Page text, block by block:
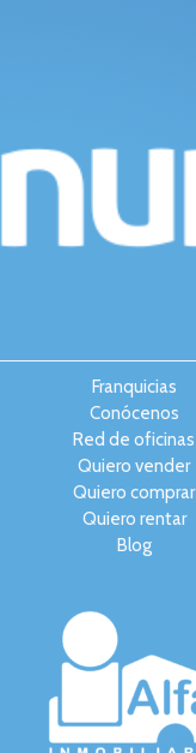
Franquicias
Conócenos
Red de oficinas
Quiero vender
Quiero comprar
Quiero rentar
Blog